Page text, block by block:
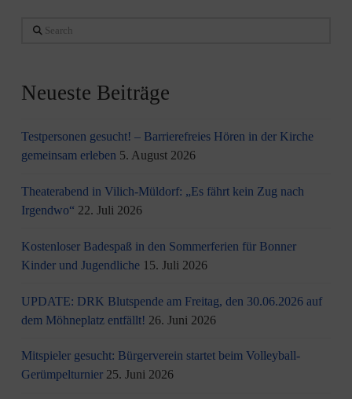
Search
Neueste Beiträge
Testpersonen gesucht! – Barrierefreies Hören in der Kirche
gemeinsam erleben 5. August 2026
Theaterabend in Vilich-Müldorf: „Es fährt kein Zug nach
Irgendwo“ 22. Juli 2026
Kostenloser Badespaß in den Sommerferien für Bonner
Kinder und Jugendliche 15. Juli 2026
UPDATE: DRK Blutspende am Freitag, den 30.06.2026 auf
dem Möhneplatz entfällt! 26. Juni 2026
Mitspieler gesucht: Bürgerverein startet beim Volleyball-
Gerümpelturnier 25. Juni 2026